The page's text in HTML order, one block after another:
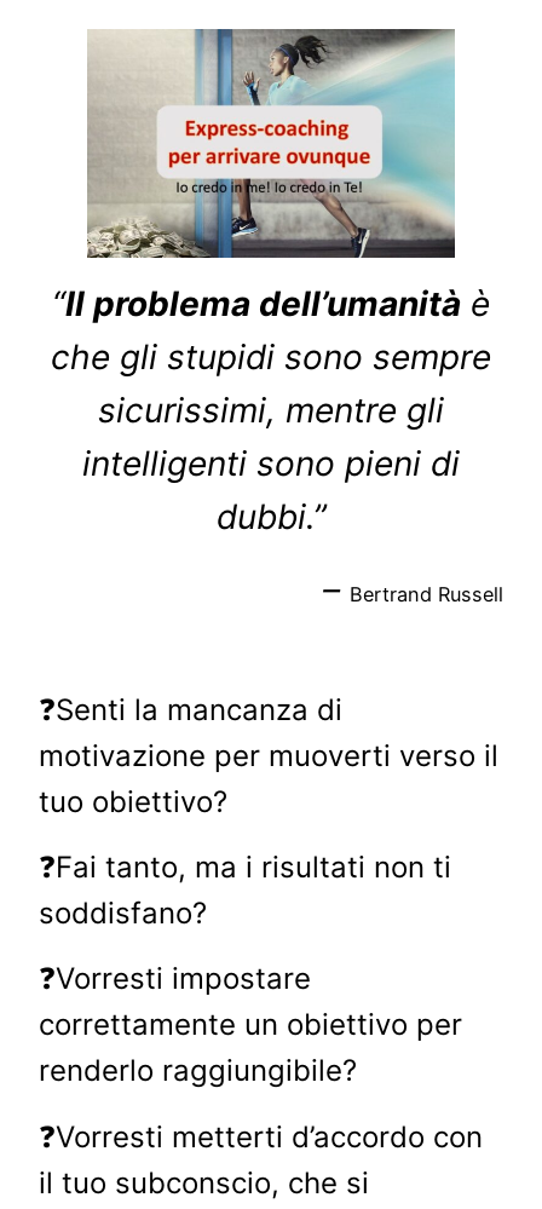
“Il problema dell’umanità è
che gli stupidi sono sempre
sicurissimi, mentre gli
intelligenti sono pieni di
dubbi.”
– Bertrand Russell
❓Senti la mancanza di
motivazione per muoverti verso il
tuo obiettivo?
❓Fai tanto, ma i risultati non ti
soddisfano?
❓Vorresti impostare
correttamente un obiettivo per
renderlo raggiungibile?
❓Vorresti metterti d’accordo con
il tuo subconscio, che si